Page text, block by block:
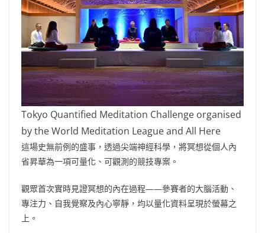
Tokyo Quantified Meditation Challenge organised
by the World Meditation League and All Here
這場史無前例的盛事，透過尖端神經科學，將冥想從個人內
省昇華為一項可量化、可觀測的競技專案。
觀眾首次實時見證冥想的內在過程——參賽者的大腦活動、
專注力、自我覺察及內心寧靜，均以量化資料呈現於螢幕之
上。